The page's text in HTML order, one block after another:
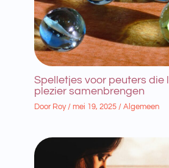
Spelletjes voor peuters die
plezier samenbrengen
Door Roy /mei 19, 2025 /Algemeen